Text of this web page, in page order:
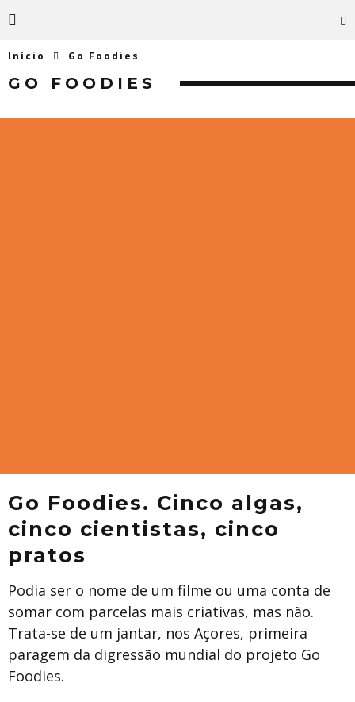
Início Go Foodies
GO FOODIES
Go Foodies. Cinco algas,
cinco cientistas, cinco
pratos
Podia ser o nome de um filme ou uma conta de
somar com parcelas mais criativas, mas não.
Trata-se de um jantar, nos Açores, primeira
paragem da digressão mundial do projeto Go
Foodies.